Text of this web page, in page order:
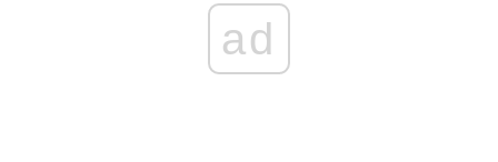
ad